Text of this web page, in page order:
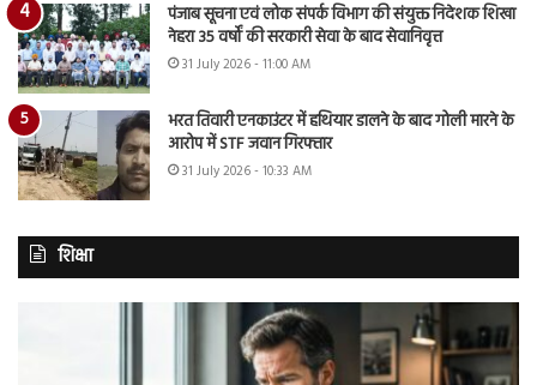
पंजाब सूचना एवं लोक संपर्क विभाग की संयुक्त निदेशक शिखा
नेहरा 35 वर्षों की सरकारी सेवा के बाद सेवानिवृत्त
31 July 2026 - 11:00 AM
भरत तिवारी एनकाउंटर में हथियार डालने के बाद गोली मारने के
आरोप में STF जवान गिरफ्तार
31 July 2026 - 10:33 AM
शिक्षा